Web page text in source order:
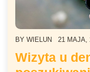
BY WIELUN 21 MAJA,
Wizyta u